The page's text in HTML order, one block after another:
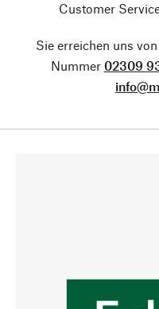
Customer
Sie erreichen uns
Nummer 02309